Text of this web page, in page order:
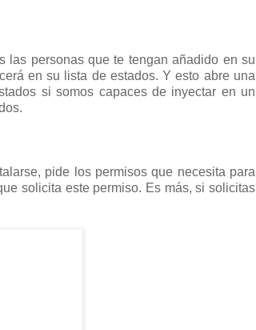
las personas que te tengan añadido en su
en su lista de estados. Y esto abre una
si somos capaces de inyectar en un
pide los permisos que necesita para
solicita este permiso. Es más, si solicitas